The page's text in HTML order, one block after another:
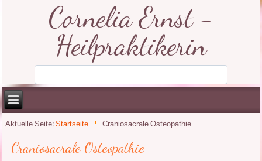
Cornelia Ernst -
Heilpraktikerin
Aktuelle Seite:Startseite Craniosacrale Osteopathie
Craniosacrale Osteopathie